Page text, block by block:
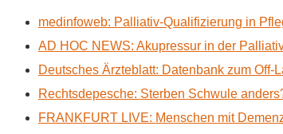
medinfoweb: Palliativ-Qualifizierung in
AD HOC NEWS: Akupressur in der
Deutsches Ärzteblatt: Datenbank zum
Rechtsdepesche: Sterben Schwule
FRANKFURT LIVE: Menschen mit